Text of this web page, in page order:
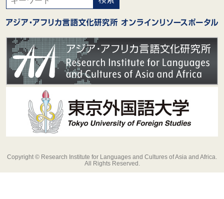
Copyright © Research Institute for Languages and Cultures of Asia and Africa.
All Rights Reserved.